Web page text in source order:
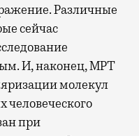
Различные
сейчас
И, наконец, МРТ
молекул
человеческого
при